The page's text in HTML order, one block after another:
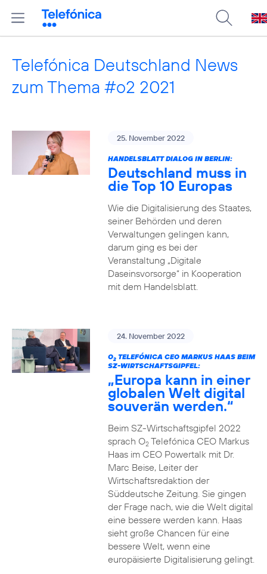
Telefónica Deutschland News
zum Thema #o2 2021
25. November 2022
HANDELSBLATT DIALOG IN BERLIN:
Deutschland muss in
die Top 10 Europas
Wie die Digitalisierung des Staates,
seiner Behörden und deren
Verwaltungen gelingen kann,
darum ging es bei der
Veranstaltung „Digitale
Daseinsvorsorge“ in Kooperation
mit dem Handelsblatt.
24. November 2022
O2TELEFÓNICA CEO MARKUS HAAS BEIM
SZ-WIRTSCHAFTSGIPFEL:
„Europa kann in einer
globalen Welt digital
souverän werden.“
Beim SZ-Wirtschaftsgipfel 2022
sprach O2Telefónica CEO Markus
Haas im CEO Powertalk mit Dr.
Marc Beise, Leiter der
Wirtschaftsredaktion der
Süddeutsche Zeitung. Sie gingen
der Frage nach, wie die Welt digital
eine bessere werden kann. Haas
sieht große Chancen für eine
bessere Welt, wenn eine
europäisierte Digitalisierung gelingt.